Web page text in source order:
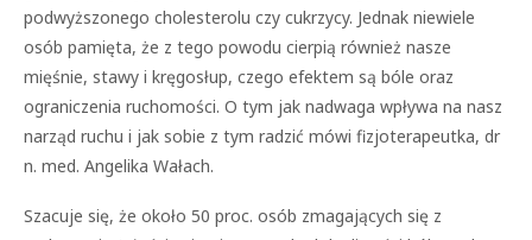
podwyższonego cholesterolu czy cukrzycy. Jednak niewiele
osób pamięta, że z tego powodu cierpią również nasze
mięśnie, stawy i kręgosłup, czego efektem są bóle oraz
ograniczenia ruchomości. O tym jak nadwaga wpływa na nasz
narząd ruchu i jak sobie z tym radzić mówi fizjoterapeutka, dr
n. med. Angelika Wałach.
Szacuje się, że około 50 proc. osób zmagających się z